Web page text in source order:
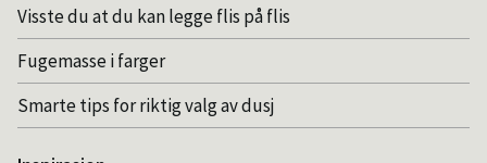
Visste du at du kan legge flis på flis
Fugemasse i farger
Smarte tips for riktig valg av dusj